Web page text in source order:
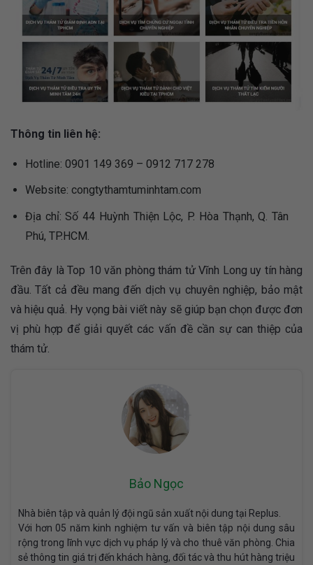
Thông tin liên hệ:
Hotline: 0901 149 369 – 0912 717 278
Website: congtythamtuminhtam.com
Địa chỉ: Số 44 Huỳnh Thiện Lộc, P. Hòa Thạnh, Q. Tân
Phú, TP.HCM.
Trên đây là Top 10 văn phòng thám tử Vĩnh Long uy tín hàng
đầu. Tất cả đều mang đến dịch vụ chuyên nghiệp, bảo mật
và hiệu quả. Hy vọng bài viết này sẽ giúp bạn chọn được đơn
vị phù hợp để giải quyết các vấn đề cần sự can thiệp của
thám tử.
Bảo Ngọc
Nhà biên tập và quản lý đội ngũ sản xuất nội dung tại Replus.
Với hơn 05 năm kinh nghiệm tư vấn và biên tập nội dung sâu
rộng trong lĩnh vực dịch vụ pháp lý và cho thuê văn phòng. Chia
sẻ thông tin giá trị đến khách hàng, đối tác và thu hút hàng triệu